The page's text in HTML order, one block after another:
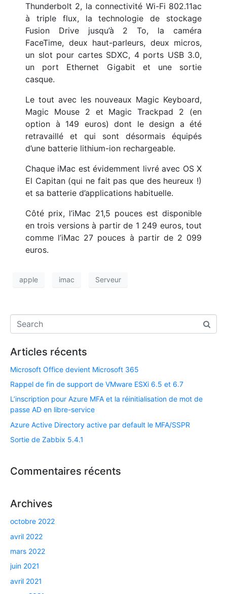
Thunderbolt 2, la connectivité Wi-Fi 802.11ac
à triple flux, la technologie de stockage
Fusion Drive jusqu’à 2 To, la caméra
FaceTime, deux haut-parleurs, deux micros,
un slot pour cartes SDXC, 4 ports USB 3.0,
un port Ethernet Gigabit et une sortie
casque.
Le tout avec les nouveaux Magic Keyboard,
Magic Mouse 2 et Magic Trackpad 2 (en
option à 149 euros) dont le design a été
retravaillé et qui sont désormais équipés
d’une batterie lithium-ion rechargeable.
Chaque iMac est évidemment livré avec OS X
El Capitan (qui ne fait pas que des heureux !)
et sa batterie d’applications habituelle.
Côté prix, l’iMac 21,5 pouces est disponible
en trois versions à partir de 1 249 euros, tout
comme l’iMac 27 pouces à partir de 2 099
euros.
apple imac Serveur
Articles récents
Microsoft Office devient Microsoft 365
Rappel de fin de support de VMware ESXi 6.5 et 6.7​
L’inscription pour Azure MFA et la réinitialisation de mot de
passe AD en libre-service
Azure Active Directory active par default le MFA/SSPR
Sortie de Zabbix 5.4.1
Commentaires récents
Archives
octobre 2022
avril 2022
mars 2022
juin 2021
avril 2021